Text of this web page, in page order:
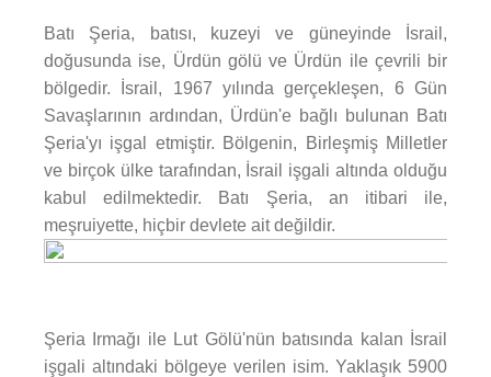
Batı Şeria, batısı, kuzeyi ve güneyinde İsrail,
doğusunda ise, Ürdün gölü ve Ürdün ile çevrili bir
bölgedir. İsrail, 1967 yılında gerçekleşen, 6 Gün
Savaşlarının ardından, Ürdün'e bağlı bulunan Batı
Şeria'yı işgal etmiştir. Bölgenin, Birleşmiş Milletler
ve birçok ülke tarafından, İsrail işgali altında olduğu
kabul edilmektedir. Batı Şeria, an itibari ile,
meşruiyette, hiçbir devlete ait değildir.
Şeria Irmağı ile Lut Gölü'nün batısında kalan İsrail
işgali altındaki bölgeye verilen isim. Yaklaşık 5900